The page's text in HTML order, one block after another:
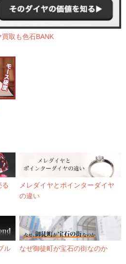
買取も色石BANK
メレダイヤとポインターダイヤ
の違い
ル
なぜ御徒町が宝石の街なのか